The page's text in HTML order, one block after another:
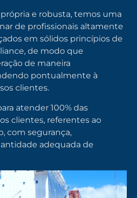
e robusta, temos uma
de profissionais altamente
em sólidos princípios de
de modo que
de maneira
pontualmente à
clientes.
atender 100% das
clientes, referentes ao
com segurança,
adequada de